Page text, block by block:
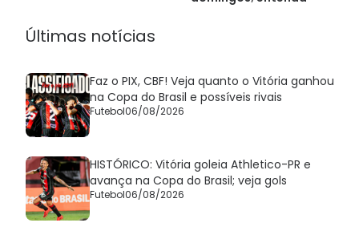
Últimas notícias
Faz o PIX, CBF! Veja quanto o Vitória ganhou
na Copa do Brasil e possíveis rivais
Futebol06/08/2026
HISTÓRICO: Vitória goleia Athletico-PR e
avança na Copa do Brasil; veja gols
Futebol06/08/2026